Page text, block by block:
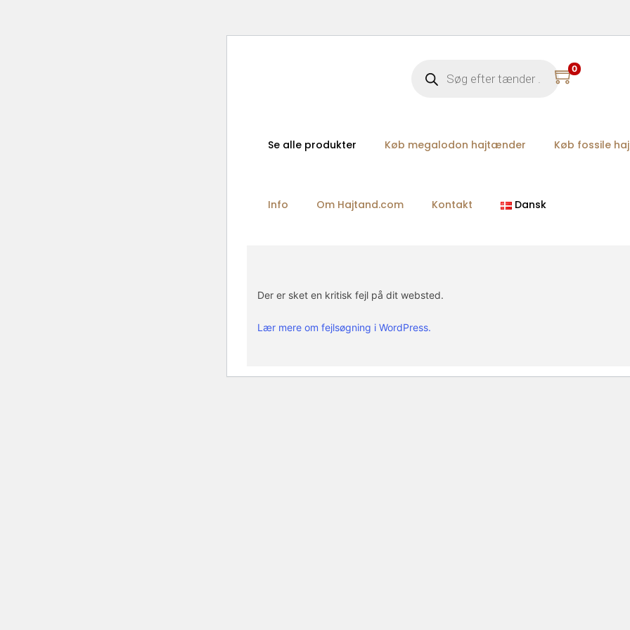
0
Se alle produkter Køb megalodon hajtænder Køb fossile
Info Om Hajtand.com Kontakt Dansk
Der er sket en kritisk fejl på dit websted.
Lær mere om fejlsøgning i WordPress.